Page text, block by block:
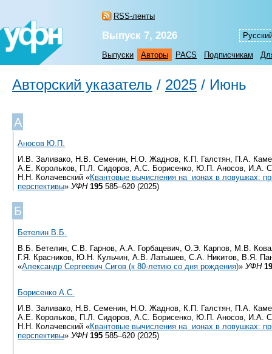
RSS-ленты
Выпуск 7, 2026
Выпуски Авторы PACS Подписчикам
Авторский указатель / 2025 / Июнь
А
Аносов Ю.П.
И.В. Заливако, Н.В. Семенин, Н.О. Жаднов, К.П. Галстян, П.А.
А.Е. Корольков, П.Л. Сидоров, А.С. Борисенко, Ю.П. Аносов, И.А.
Н.Н. Колачевский «Квантовые вычисления на ионах в ловушках:
перспективы» УФН 195 585–620 (2025)
Б
Бетелин В.Б.
В.Б. Бетелин, С.В. Гарнов, А.А. Горбацевич, О.Э. Карпов, М.В.
Г.Я. Красников, Ю.Н. Кульчин, А.В. Латышев, С.А. Никитов, В.Я.
«Александр Сергеевич Сигов (к 80-летию со дня рождения)» УФН
Борисенко А.С.
И.В. Заливако, Н.В. Семенин, Н.О. Жаднов, К.П. Галстян, П.А.
А.Е. Корольков, П.Л. Сидоров, А.С. Борисенко, Ю.П. Аносов, И.А.
Н.Н. Колачевский «Квантовые вычисления на ионах в ловушках:
перспективы» УФН 195 585–620 (2025)